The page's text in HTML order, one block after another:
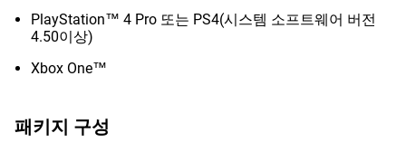
PlayStation™ 4 Pro 또는 PS4(시스템 소프트웨어 버전
4.50이상)
Xbox One™
패키지 구성